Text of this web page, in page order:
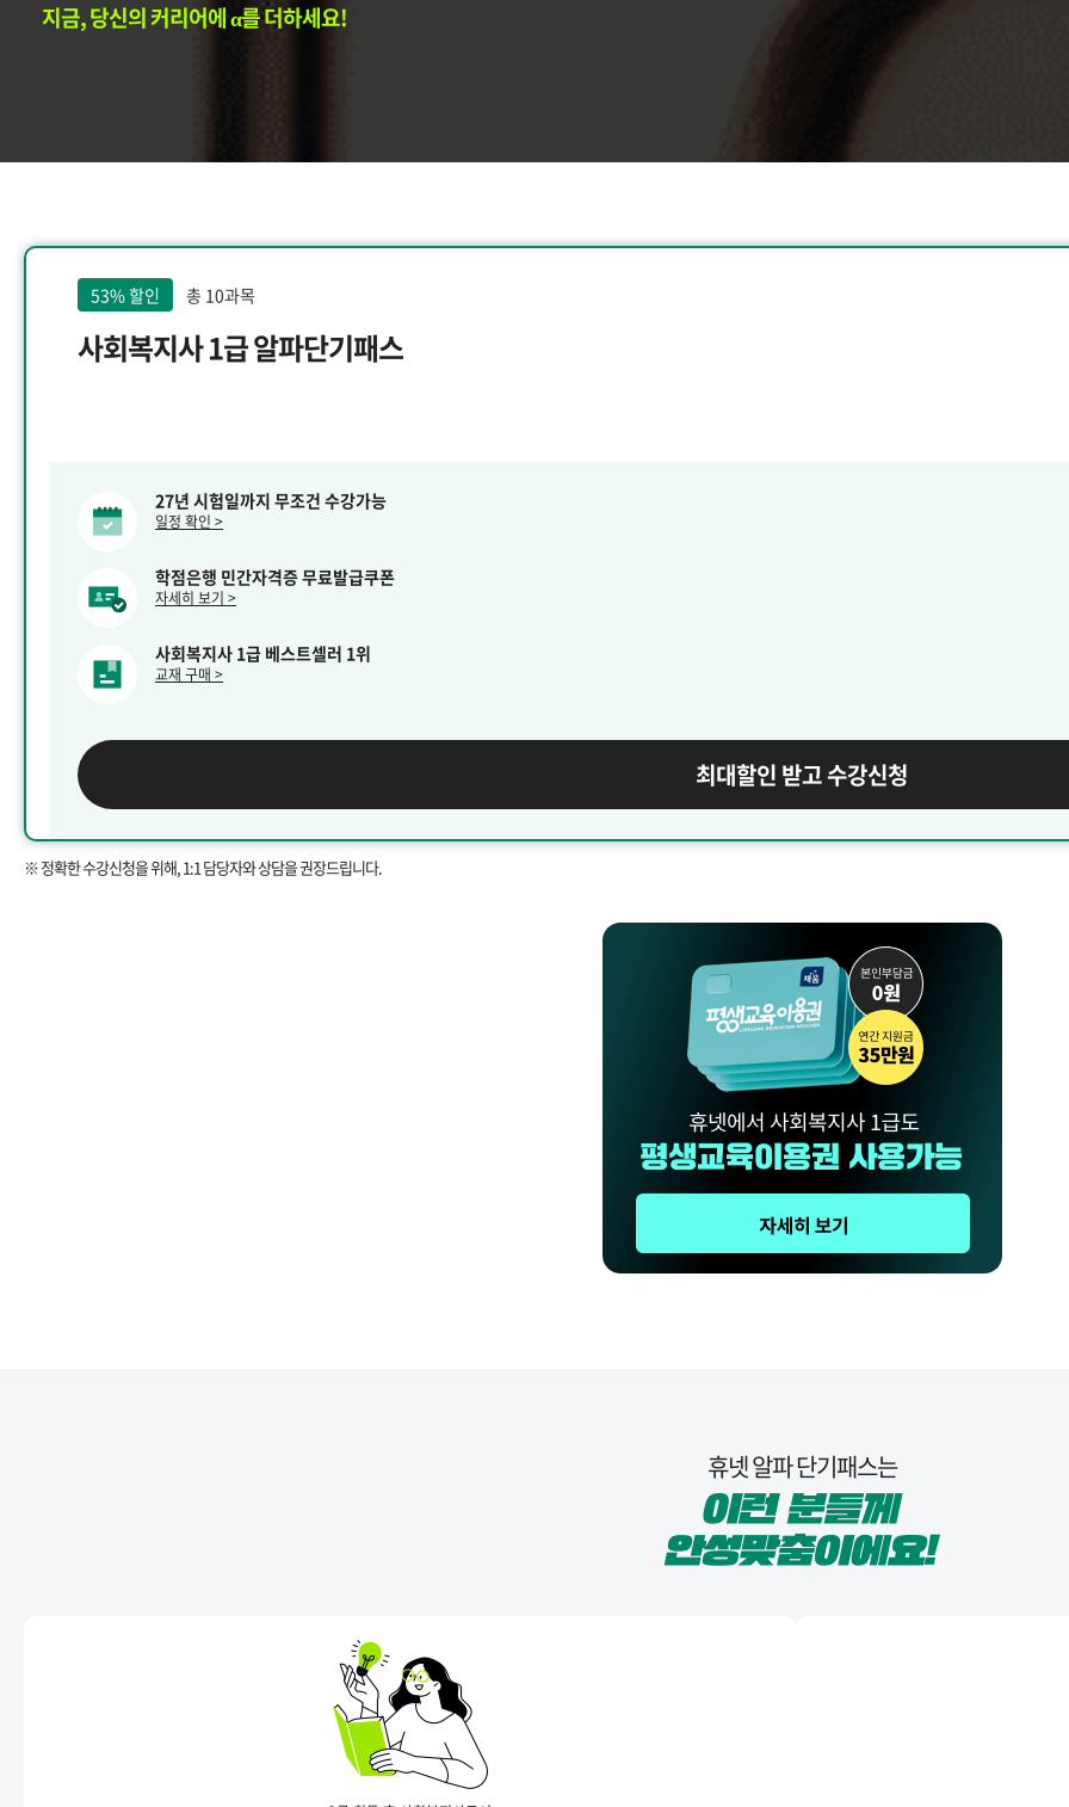
지금, 당신의 커리어에 α를 더하세요!
53% 할인 총 10과목
사회복지사 1급 알파단기패스
27년 시험일까지 무조건 수강가능
일정 확인 >
학점은행 민간자격증 무료발급쿠폰
자세히 보기 >
사회복지사 1급 베스트셀러 1위
교재 구매 >
최대할인 받고 수강신청
※ 정확한 수강신청을 위해, 1:1 담당자와 상담을 권장드립니다.
휴넷 알파 단기패스는